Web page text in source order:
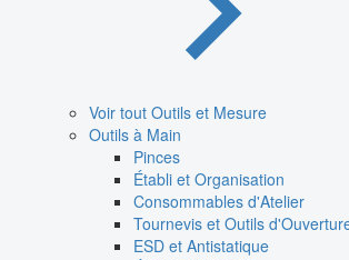
Voir tout Outils et Mesure
Outils à Main
Pinces
Établi et Organisation
Consommables d'Atelier
Tournevis et Outils
ESD et Antistatique